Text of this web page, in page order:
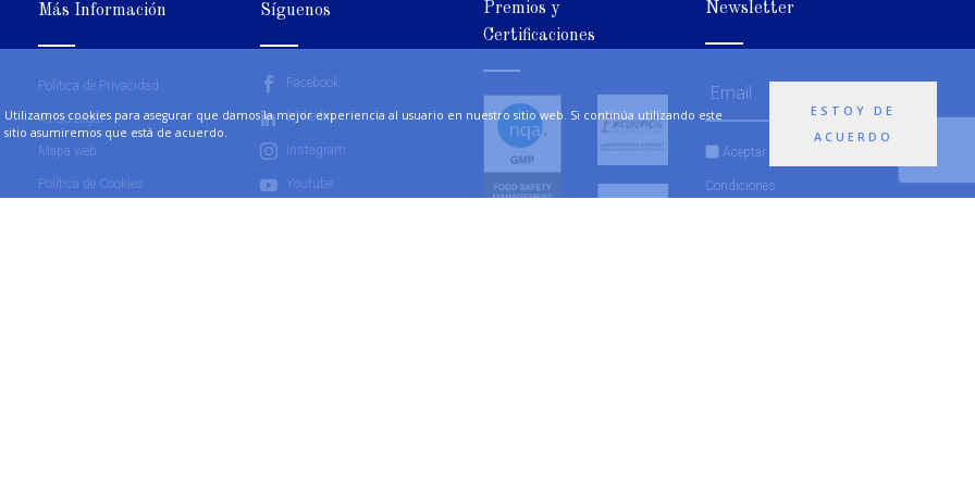
Utilizamos cookies para asegurar que damos la mejor experiencia al usuario en nuestro sitio web. Si continúa utilizando este
sitio asumiremos que está de acuerdo.
ESTOY DE
ACUERDO
Más Información
Política de Privacidad
Aviso Legal
Mapa web
Política de Cookies
Síguenos
Facebook
LinkedIn
Instagram
Youtube
Premios y
Certificaciones
Newsletter
Aceptar
Condiciones